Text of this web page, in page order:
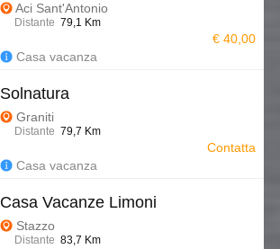
Aci Sant'Antonio
Distante 79,1 Km
Casa vacanza
€ 40,00
Solnatura
Graniti
Distante 79,7 Km
Casa vacanza
Contatta
Casa Vacanze Limoni
Stazzo
Distante 83,7 Km